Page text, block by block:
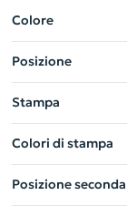
pubblico, creando
trasportare e da
l'opzione perfetta
vibrante e
Colore
Posizione
Stampa
Colori di stampa
Posizione